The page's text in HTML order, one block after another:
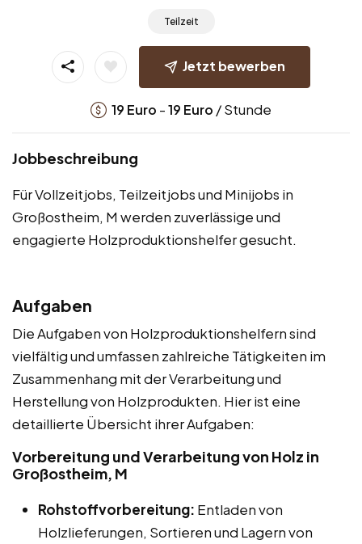
Teilzeit
Jetzt bewerben
19 Euro -19 Euro / Stunde
Jobbeschreibung
Für Vollzeitjobs, Teilzeitjobs und Minijobs in
Großostheim, M werden zuverlässige und
engagierte Holzproduktionshelfer gesucht.
Aufgaben
Die Aufgaben von Holzproduktionshelfern sind
vielfältig und umfassen zahlreiche Tätigkeiten im
Zusammenhang mit der Verarbeitung und
Herstellung von Holzprodukten. Hier ist eine
detaillierte Übersicht ihrer Aufgaben:
Vorbereitung und Verarbeitung von Holz in
Großostheim, M
Rohstoffvorbereitung: Entladen von
Holzlieferungen, Sortieren und Lagern von